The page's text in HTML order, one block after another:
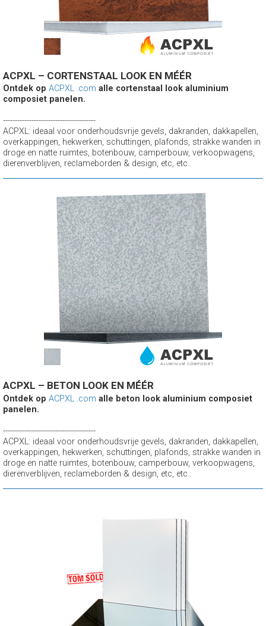
ACPXL – CORTENSTAAL LOOK EN MÉÉR
Ontdek op ACPXL .com alle cortenstaal look aluminium
composiet panelen.
---------------------------------------
ACPXL: ideaal voor onderhoudsvrije gevels, dakranden, dakkapellen,
overkappingen, hekwerken, schuttingen, plafonds, strakke wanden in
droge en natte ruimtes, botenbouw, camperbouw, verkoopwagens,
dierenverblijven, reclameborden & design, etc, etc..
ACPXL – BETON LOOK EN MÉÉR
Ontdek op ACPXL .com alle beton look aluminium composiet
panelen.
---------------------------------------
ACPXL: ideaal voor onderhoudsvrije gevels, dakranden, dakkapellen,
overkappingen, hekwerken, schuttingen, plafonds, strakke wanden in
droge en natte ruimtes, botenbouw, camperbouw, verkoopwagens,
dierenverblijven, reclameborden & design, etc, etc..